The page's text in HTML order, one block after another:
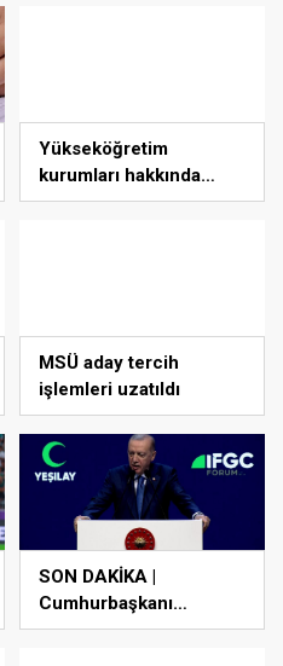
Yükseköğretim
kurumları hakkında
Cumhurbaşkanı kararı
MSÜ aday tercih
işlemleri uzatıldı
SON DAKİKA |
Cumhurbaşkanı
Erdoğan’dan